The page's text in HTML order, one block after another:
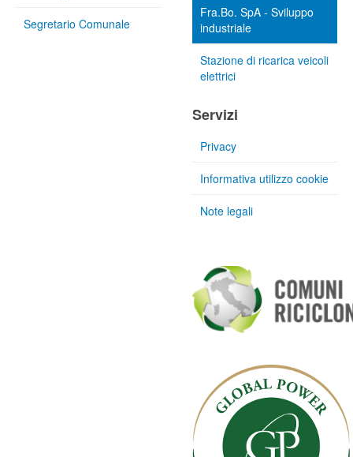
Segretario Comunale
Fra.Bo. SpA - Sviluppo
industriale
Stazione di ricarica veicoli
elettrici
Servizi
Privacy
Informativa utilizzo cookie
Note legali